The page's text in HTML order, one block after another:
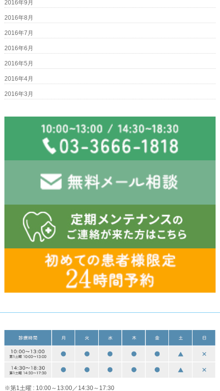
2016年9月
2016年8月
2016年7月
2016年6月
2016年5月
2016年4月
2016年3月
※第1土曜 : 10:00～13:00／14:30～17:30